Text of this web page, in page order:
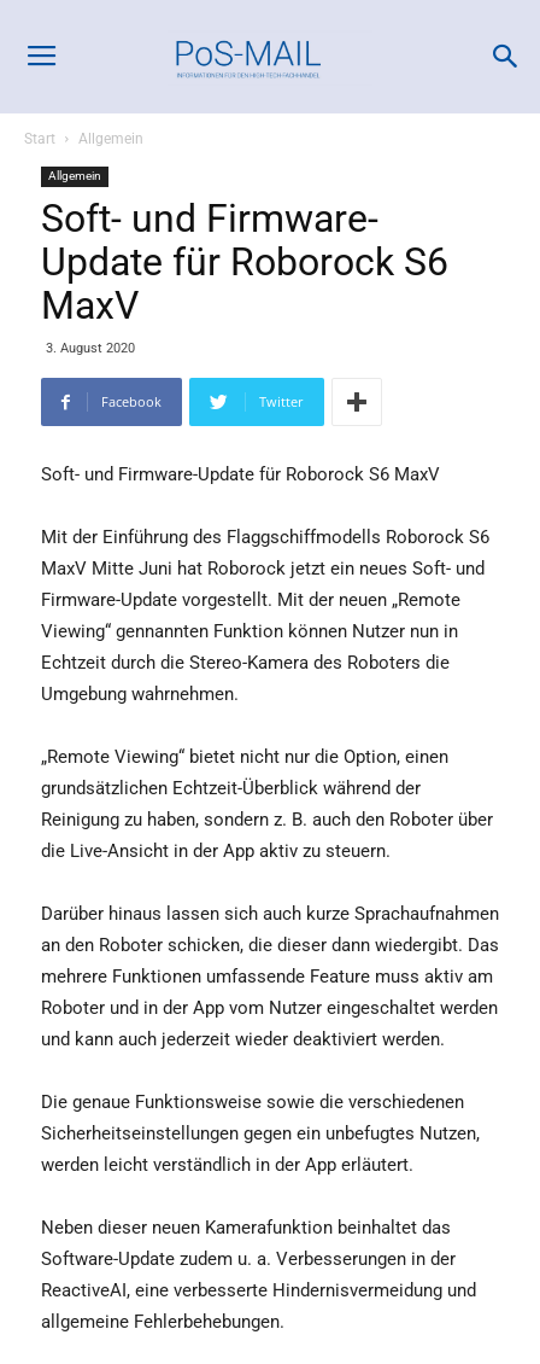
Start Allgemein
Allgemein
Soft- und Firmware-
Update für Roborock S6
MaxV
3. August 2020
Facebook Twitter
Soft- und Firmware-Update für Roborock S6 MaxV
Mit der Einführung des Flaggschiffmodells Roborock S6
MaxV Mitte Juni hat Roborock jetzt ein neues Soft- und
Firmware-Update vorgestellt. Mit der neuen „Remote
Viewing“ gennannten Funktion können Nutzer nun in
Echtzeit durch die Stereo-Kamera des Roboters die
Umgebung wahrnehmen.
„Remote Viewing“ bietet nicht nur die Option, einen
grundsätzlichen Echtzeit-Überblick während der
Reinigung zu haben, sondern z. B. auch den Roboter über
die Live-Ansicht in der App aktiv zu steuern.
Darüber hinaus lassen sich auch kurze Sprachaufnahmen
an den Roboter schicken, die dieser dann wiedergibt. Das
mehrere Funktionen umfassende Feature muss aktiv am
Roboter und in der App vom Nutzer eingeschaltet werden
und kann auch jederzeit wieder deaktiviert werden.
Die genaue Funktionsweise sowie die verschiedenen
Sicherheitseinstellungen gegen ein unbefugtes Nutzen,
werden leicht verständlich in der App erläutert.
Neben dieser neuen Kamerafunktion beinhaltet das
Software-Update zudem u. a. Verbesserungen in der
ReactiveAI, eine verbesserte Hindernisvermeidung und
allgemeine Fehlerbehebungen.